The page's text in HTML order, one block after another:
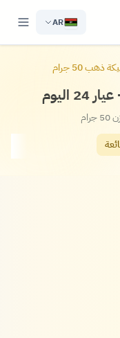
AR
ذهب 50 جرام